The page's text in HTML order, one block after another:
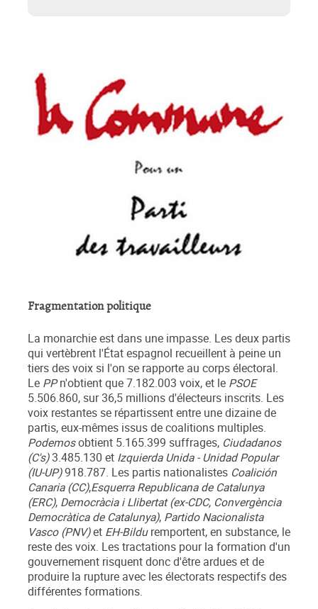
Fragmentation politique
La monarchie est dans une impasse. Les deux partis
qui vertèbrent l'État espagnol recueillent à peine un
tiers des voix si l'on se rapporte au corps électoral.
Le PPn'obtient que 7.182.003 voix, et le PSOE
5.506.860, sur 36,5 millions d'électeurs inscrits. Les
voix restantes se répartissent entre une dizaine de
partis, eux-mêmes issus de coalitions multiples.
Podemosobtient 5.165.399 suffrages, Ciudadanos
(C's)3.485.130 et Izquierda Unida - Unidad Popular
(IU-UP)918.787. Les partis nationalistes Coalición
Canaria (CC),Esquerra Republicana de Catalunya
(ERC), Democràcia i Llibertat (ex-CDC, Convergència
Democràtica de Catalunya), Partido Nacionalista
Vasco (PNV)et EH-Bilduremportent, en substance, le
reste des voix. Les tractations pour la formation d'un
gouvernement risquent donc d'être ardues et de
produire la rupture avec les électorats respectifs des
différentes formations.